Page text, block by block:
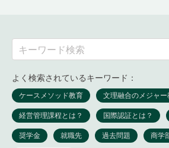
よく検索されているキーワード：